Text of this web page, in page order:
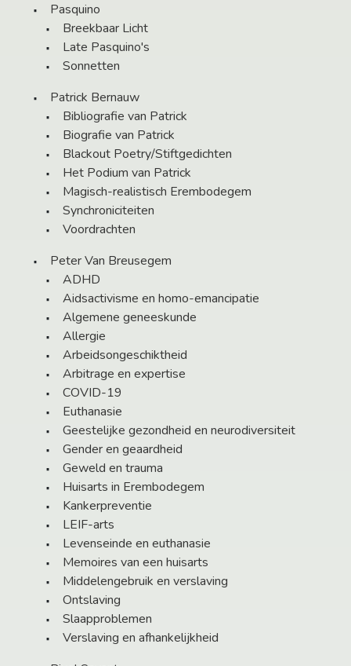
Pasquino
Breekbaar Licht
Late Pasquino's
Sonnetten
Patrick Bernauw
Bibliografie van Patrick
Biografie van Patrick
Blackout Poetry/Stiftgedichten
Het Podium van Patrick
Magisch-realistisch Erembodegem
Synchroniciteiten
Voordrachten
Peter Van Breusegem
ADHD
Aidsactivisme en homo-emancipatie
Algemene geneeskunde
Allergie
Arbeidsongeschiktheid
Arbitrage en expertise
COVID-19
Euthanasie
Geestelijke gezondheid en neurodiversiteit
Gender en geaardheid
Geweld en trauma
Huisarts in Erembodegem
Kankerpreventie
LEIF-arts
Levenseinde en euthanasie
Memoires van een huisarts
Middelengebruik en verslaving
Ontslaving
Slaapproblemen
Verslaving en afhankelijkheid